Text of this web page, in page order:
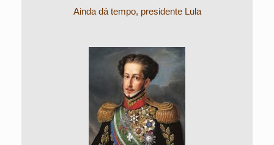
Ainda dá tempo, presidente Lula